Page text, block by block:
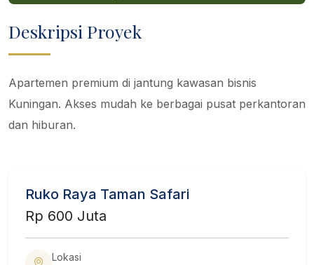
Deskripsi Proyek
Apartemen premium di jantung kawasan bisnis
Kuningan. Akses mudah ke berbagai pusat perkantoran
dan hiburan.
Ruko Raya Taman Safari
Rp 600 Juta
Lokasi